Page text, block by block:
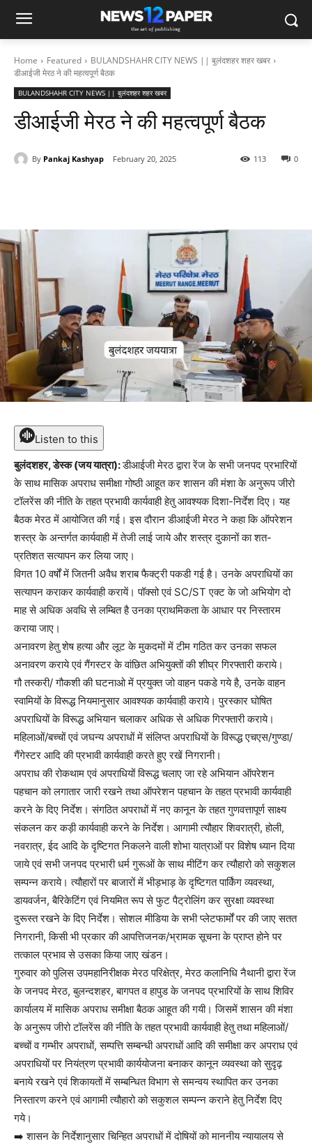
Home Featured
BULANDSHAHR CITY NEWS || बुलंदशहर शहर खबर
डीआईजी मेरठ ने की महत्वपूर्ण बैठक
BULANDSHAHR CITY NEWS || बुलंदशहर शहर खबर
डीआईजी मेरठ ने की महत्वपूर्ण बैठक
By Pankaj Kashyap February 20, 2025 0
113
Listen to this
बुलंदशहर, डेस्क (जय यात्रा):डीआईजी मेरठ द्वारा रेंज के सभी जनपद प्रभारियों
के साथ मासिक अपराध समीक्षा गोष्ठी आहूत कर शासन की मंशा के अनुरूप जीरो
टॉलरेंस की नीति के तहत प्रभावी कार्यवाही हेतु आवश्यक दिशा-निर्देश दिए। यह
बैठक मेरठ में आयोजित की गई। इस दौरान डीआईजी मेरठ ने कहा कि ऑपरेशन
शस्त्र के अन्तर्गत कार्यवाही में तेजी लाई जाये और शस्त्र दुकानों का शत-
प्रतिशत सत्यापन कर लिया जाए।
विगत 10 वर्षों में जितनी अवैध शराब फैक्ट्री पकडी गई है। उनके अपराधियों का
सत्यापन कराकर कार्यवाही करायें। पॉक्सो एवं SC/ST एक्ट के जो अभियोग दो
माह से अधिक अवधि से लम्बित है उनका प्राथमिकता के आधार पर निस्तारम
कराया जाए।
अनावरण हेतु शेष हत्या और लूट के मुकदमों में टीम गठित कर उनका सफल
अनावरण कराये एवं गैंगस्टर के वांछित अभियुक्तों की शीघ्र गिरफ्तारी कराये।
गौ तस्करी/ गौकशी की घटनाओ में प्रयुक्त जो वाहन पकडे गये है, उनके वाहन
स्वामियों के विरूद्ध नियमानुसार आवश्यक कार्यवाही कराये। पुरस्कार घोषित
अपराधियों के विरूद्ध अभियान चलाकर अधिक से अधिक गिरफ्तारी कराये।
महिलाओं/बच्चों एवं जघन्य अपराधों में संलिप्त अपराधियों के विरूद्ध एचएस/गुण्डा/
गैंगेस्टर आदि की प्रभावी कार्यवाही करते हुए रखें निगरानी।
अपराध की रोकथाम एवं अपराधियों विरूद्ध चलाए जा रहे अभियान ऑपरेशन
पहचान को लगातार जारी रखने तथा ऑपरेशन पहचान के तहत प्रभावी कार्यवाही
करने के दिए निर्देश। संगठित अपराधों में नए कानून के तहत गुणवत्तापूर्ण साक्ष्य
संकलन कर कड़ी कार्यवाही करने के निर्देश। आगामी त्यौहार शिवरात्री, होली,
नवरात्र, ईद आदि के दृष्टिगत निकलने वाली शोभा यात्राओं पर विशेष ध्यान दिया
जाये एवं सभी जनपद प्रभारी धर्म गुरूओं के साथ मीटिंग कर त्यौहारो को सकुशल
सम्पन्न कराये। त्यौहारों पर बाजारों में भीड़भाड़ के दृष्टिगत पार्किंग व्यवस्था,
डायवर्जन, बैरिकेटिंग एवं नियमित रूप से फुट पैट्रोलिंग कर सुरक्षा व्यवस्था
दुरूस्त रखने के दिए निर्देश। सोशल मीडिया के सभी प्लेटफार्मों पर की जाए सतत
निगरानी, किसी भी प्रकार की आपत्तिजनक/भ्रामक सूचना के प्राप्त होने पर
तत्काल प्रभाव से उसका किया जाए खंडन।
गुरुवार को पुलिस उपमहानिरीक्षक मेरठ परिक्षेत्र, मेरठ कलानिधि नैथानी द्वारा रेंज
के जनपद मेरठ, बुलन्दशहर, बागपत व हापुड के जनपद प्रभारियों के साथ शिविर
कार्यालय में मासिक अपराध समीक्षा बैठक आहूत की गयी। जिसमें शासन की मंशा
के अनुरूप जीरो टॉलरेंस की नीति के तहत प्रभावी कार्यवाही हेतु तथा महिलाओं/
बच्चों व गम्भीर अपराधों, सम्पत्ति सम्बन्धी अपराधों आदि की समीक्षा कर अपराध एवं
अपराधियों पर नियंत्रण प्रभावी कार्ययोजना बनाकर कानून व्यवस्था को सुदृढ़
बनाये रखने एवं शिकायतों में सम्बन्धित विभाग से समन्वय स्थापित कर उनका
निस्तारण करने एवं आगामी त्यौहारो को सकुशल सम्पन्न कराने हेतु निर्देश दिए
गये।
➡️ शासन के निर्देशानुसार चिन्हित अपराधों में दोषियों को माननीय न्यायालय से